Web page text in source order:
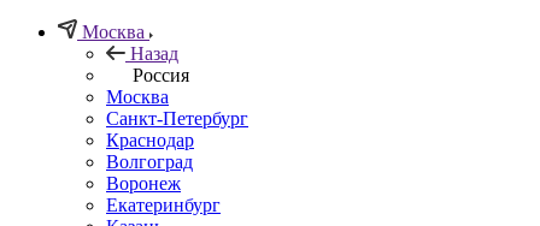
Москва
Назад
Россия
Москва
Санкт-Петербург
Краснодар
Волгоград
Воронеж
Екатеринбург